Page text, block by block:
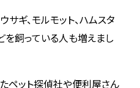
サギ、モルモット、ハムスタ
を飼っている人も増えまし
ペット探偵社や便利屋さん